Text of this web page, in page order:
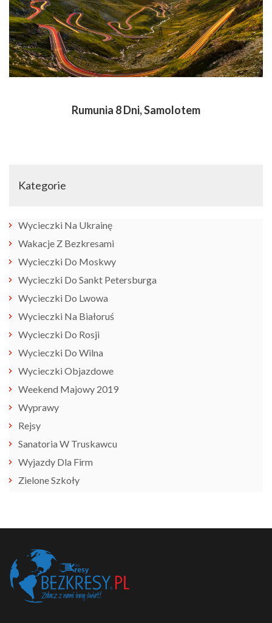
Rumunia 8 Dni, Samolotem
Kategorie
Wycieczki Na Ukrainę
Wakacje Z Bezkresami
Wycieczki Do Moskwy
Wycieczki Do Sankt Petersburga
Wycieczki Do Lwowa
Wycieczki Na Białoruś
Wycieczki Do Rosji
Wycieczki Do Wilna
Wycieczki Objazdowe
Weekend Majowy 2019
Wyprawy
Rejsy
Sanatoria W Truskawcu
Wyjazdy Dla Firm
Zielone Szkoły